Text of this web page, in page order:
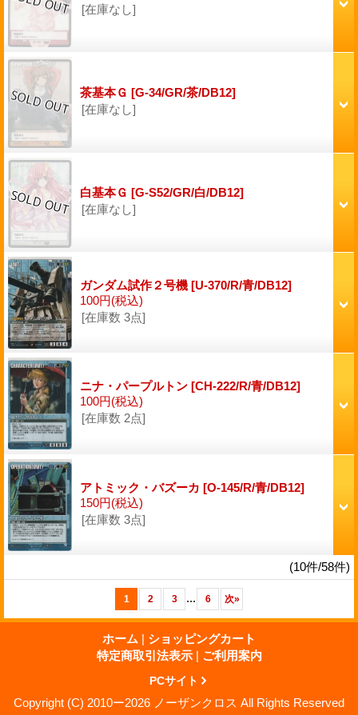
[在庫なし]
茶基本Ｇ [G-34/GR/茶/DB12]
[在庫なし]
白基本Ｇ [G-S52/GR/白/DB12]
[在庫なし]
ガンダム試作２号機 [U-370/R/青/DB12]
100円(税込)
[在庫数 3点]
ニナ・パープルトン [CH-222/R/青/DB12]
100円(税込)
[在庫数 2点]
アトミック・バズーカ [O-145/R/青/DB12]
150円(税込)
[在庫数 3点]
(10件/58件)
1 2 3 ... 6 次»
ホーム | ショッピングカート
特定商取引法表示 | ご利用案内
PCサイト
Copyright (C) 2010ー2026 ノーザンクロス All Rights Reserved